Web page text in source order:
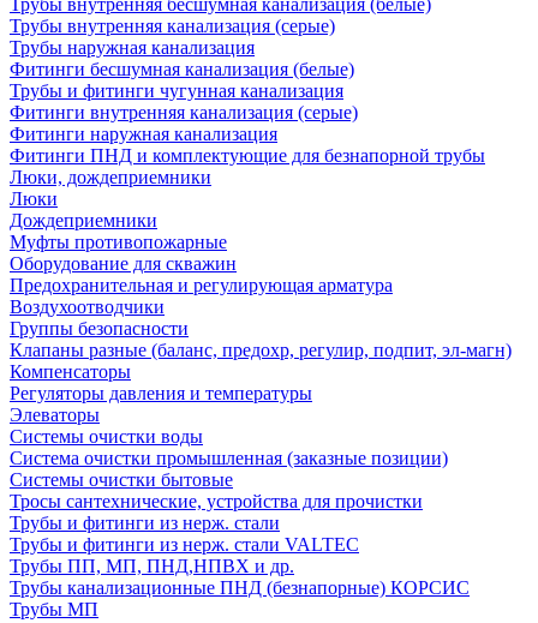
Трубы внутренняя бесшумная канализация (белые)
Трубы внутренняя канализация (серые)
Трубы наружная канализация
Фитинги бесшумная канализация (белые)
Трубы и фитинги чугунная канализация
Фитинги внутренняя канализация (серые)
Фитинги наружная канализация
Фитинги ПНД и комплектующие для безнапорной трубы
Люки, дождеприемники
Люки
Дождеприемники
Муфты противопожарные
Оборудование для скважин
Предохранительная и регулирующая арматура
Воздухоотводчики
Группы безопасности
Клапаны разные (баланс, предохр, регулир, подпит, эл-магн)
Компенсаторы
Регуляторы давления и температуры
Элеваторы
Системы очистки воды
Система очистки промышленная (заказные позиции)
Системы очистки бытовые
Тросы сантехнические, устройства для прочистки
Трубы и фитинги из нерж. стали
Трубы и фитинги из нерж. стали VALTEC
Трубы ПП, МП, ПНД,НПВХ и др.
Трубы канализационные ПНД (безнапорные) КОРСИС
Трубы МП